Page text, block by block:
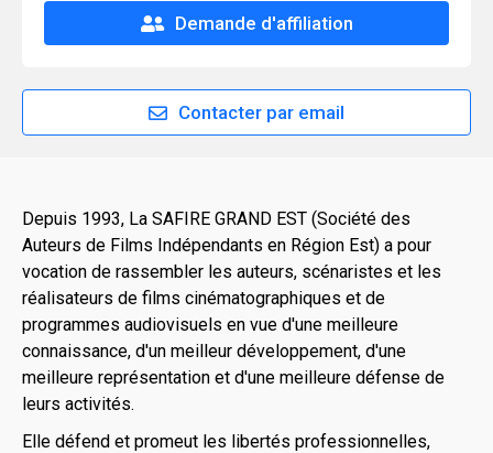
Depuis 1993, La SAFIRE GRAND EST (Société des
Auteurs de Films Indépendants en Région Est) a pour
vocation de rassembler les auteurs, scénaristes et les
réalisateurs de films cinématographiques et de
programmes audiovisuels en vue d'une meilleure
connaissance, d'un meilleur développement, d'une
meilleure représentation et d'une meilleure défense de
leurs activités.
Elle défend et promeut les libertés professionnelles,
Demande d'affiliation
Contacter par email